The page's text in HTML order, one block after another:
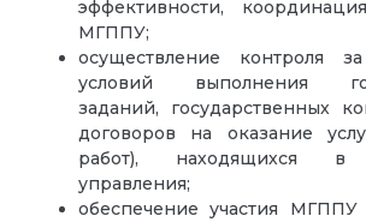
эффективности,
МГППУ;
осуществление контроля
условий выполнения
заданий, государственных
договоров на оказание
работ), находящихся в
управления;
обеспечение участия